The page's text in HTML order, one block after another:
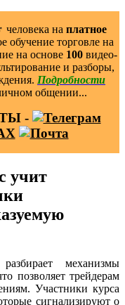
на платное
обучение торговле на
на основе 100видео-
и разборы,
Подробности
общении...
-
учит
механизмы
позволяет трейдерам
Участники курса
сигнализируют о